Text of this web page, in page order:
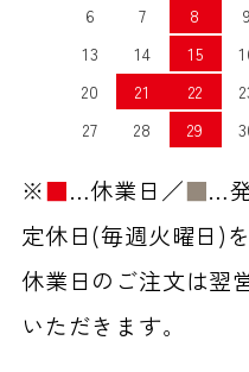
6
7 8 9
13
14 15
20
21 22
27
28 29
※■…休業日／■…
定休日(毎週火曜日)
休業日のご注文は翌
いただきます。